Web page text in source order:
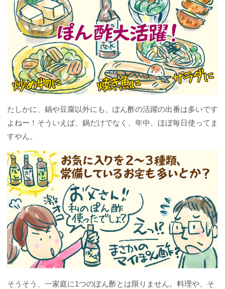
たしかに、鍋や豆腐以外にも、ぽん酢の活躍の出番は多いです
よねー！そういえば、鍋だけでなく、年中、ほぼ毎日使ってま
すやん。
そうそう、一家庭に1つのぽん酢とは限りません。料理や、そ